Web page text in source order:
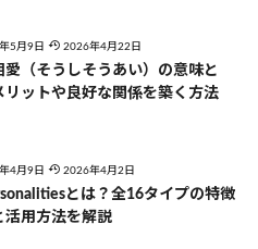
5月9日 2026年4月22日
愛（そうしそうあい）の意味と
リットや良好な関係を築く方法
4月9日 2026年4月2日
とは？全16タイプの特徴
活用方法を解説